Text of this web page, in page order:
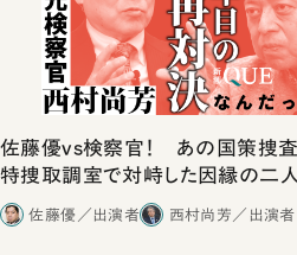
佐藤優vs検察官！ あの国策捜査
特捜取調室で対峙した因縁の二人
合ったこと
佐藤優／出演者 西村尚芳／出演者